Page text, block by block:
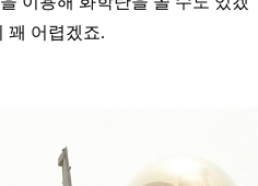
꽤 어렵겠죠.